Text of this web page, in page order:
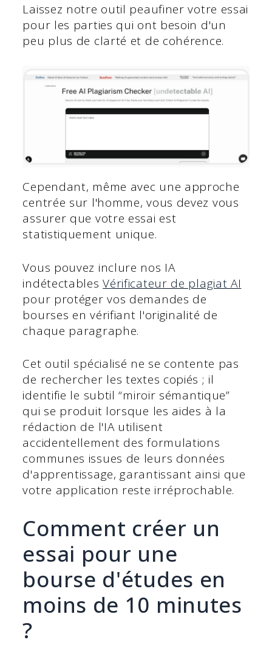
Laissez notre outil peaufiner votre essai
pour les parties qui ont besoin d'un
peu plus de clarté et de cohérence.
Cependant, même avec une approche
centrée sur l'homme, vous devez vous
assurer que votre essai est
statistiquement unique.
Vous pouvez inclure nos IA
indétectablesVérificateur de plagiat AI
pour protéger vos demandes de
bourses en vérifiant l'originalité de
chaque paragraphe.
Cet outil spécialisé ne se contente pas
de rechercher les textes copiés ; il
identifie le subtil “miroir sémantique”
qui se produit lorsque les aides à la
rédaction de l'IA utilisent
accidentellement des formulations
communes issues de leurs données
d'apprentissage, garantissant ainsi que
votre application reste irréprochable.
Comment créer un
essai pour une
bourse d'études en
moins de 10 minutes
?